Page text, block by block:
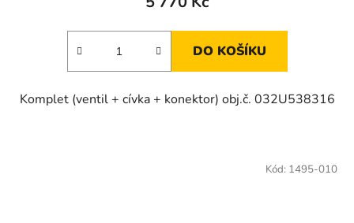
DO KOŠÍKU
Komplet (ventil + cívka + konektor) obj.č. 032U538316
Kód: 1495-010